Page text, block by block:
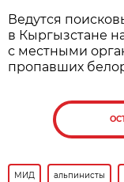
Ведутся
в Кыргызстане
с местными
пропавших
МИД альпинисты